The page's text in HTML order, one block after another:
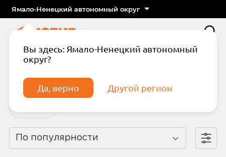
Ямало-Ненецкий автономный округ
Вы здесь: Ямало-Ненецкий автономный
округ?
Да, верно Другой регион
Главная
Watch 4
По популярности